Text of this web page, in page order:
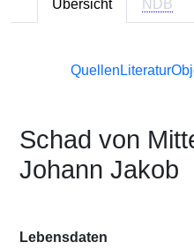
Übersicht NDB
Quellen Literatur
Schad von
Johann Jakob
Lebensdaten